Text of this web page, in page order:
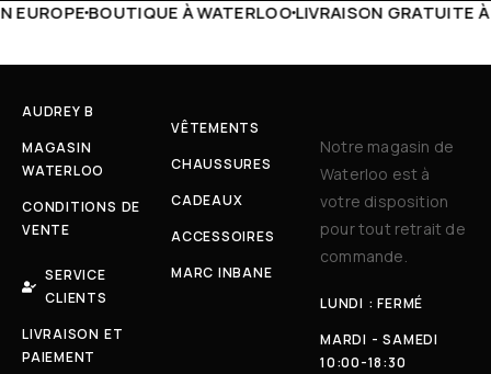
LIVRAISON GRATUITE À PARTIR DE 150€LIVE
AUDREY B
MAGASIN
WATERLOO
CONDITIONS DE
VENTE
SERVICE
CLIENTS
LIVRAISON ET
PAIEMENT
VÊTEMENTS
CHAUSSURES
CADEAUX
ACCESSOIRES
MARC INBANE
Notre magasin de
Waterloo est à
votre disposition
pour tout retrait de
commande.
LUNDI : FERMÉ
MARDI - SAMEDI
10:00-18:30